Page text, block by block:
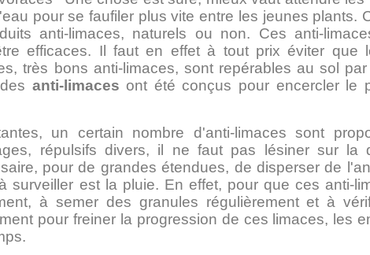
pour se faufiler plus vite entre les jeunes plants.
anti-limaces, naturels ou non. Ces anti-
efficaces. Il faut en effet à tout prix éviter que
très bons anti-limaces, sont repérables au sol
anti-limaces ont été conçus pour encercler le
un certain nombre d'anti-limaces sont
répulsifs divers, il ne faut pas lésiner sur la
pour de grandes étendues, de disperser de
surveiller est la pluie. En effet, pour que ces anti-
à semer des granules régulièrement et à
pour freiner la progression de ces limaces, les